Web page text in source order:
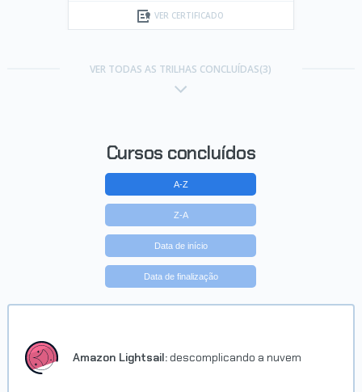
VER CERTIFICADO
VER TODAS AS TRILHAS CONCLUÍDAS(3)
Cursos concluídos
A-Z
Z-A
Data de início
Data de finalização
Amazon Lightsail: descomplicando a nuvem